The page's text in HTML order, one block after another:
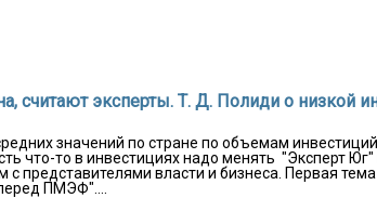
считают эксперты. Т. Д. Полиди о низкой
значений по стране по объемам
что-то в инвестициях надо менять "Эксперт
представителями власти и бизнеса. Первая
ПМЭФ"....